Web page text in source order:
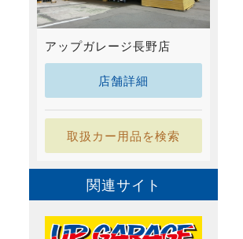
アップガレージ長野店
店舗詳細
取扱カー用品を検索
関連サイト